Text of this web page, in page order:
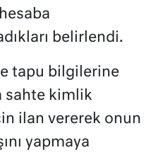
belirlendi.
tapu bilgilerine
sahte kimlik
ilan vererek onun
yapmaya